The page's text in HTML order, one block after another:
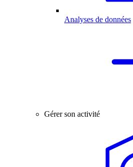
Analyses de données
Gérer son activité